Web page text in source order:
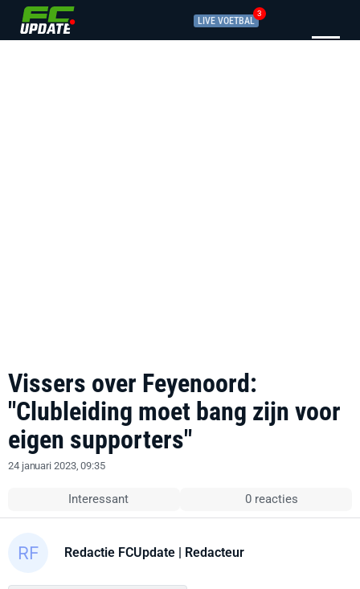
LIVE VOETBAL
3
Vissers over Feyenoord:
"Clubleiding moet bang zijn voor
eigen supporters"
24 januari 2023, 09:35
Interessant 0 reacties
Redactie FCUpdate | Redacteur